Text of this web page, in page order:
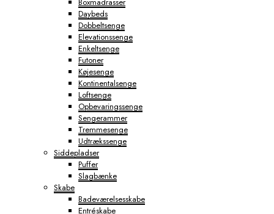
Daybeds
Dobbeltsenge
Elevationssenge
Enkeltsenge
Futoner
Køjesenge
Kontinentalsenge
Loftsenge
Opbevaringssenge
Sengerammer
Tremmesenge
Udtrækssenge
Siddepladser
Puffer
Slagbænke
Skabe
Badeværelsesskabe
Entréskabe